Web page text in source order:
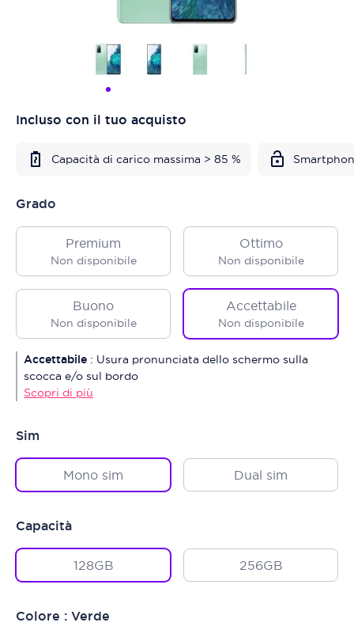
Incluso con il tuo acquisto
Capacità di carico massima > 85 %
Grado
Premium
Non disponibile
Ottimo
Non disponibile
Buono
Non disponibile
Accettabile
Non disponibile
Accettabile : Usura pronunciata dello schermo sulla
scocca e/o sul bordo
Scopri di più
Sim
Mono sim Dual sim
Capacità
128GB 256GB
Colore : Verde